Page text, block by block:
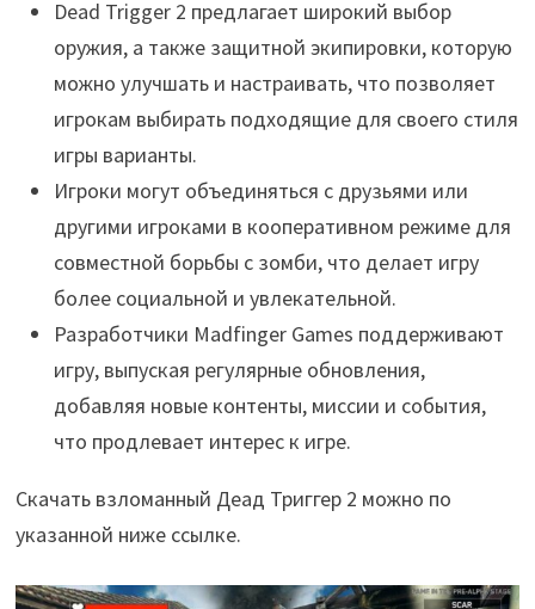
Dead Trigger 2 предлагает широкий выбор
оружия, а также защитной экипировки, которую
можно улучшать и настраивать, что позволяет
игрокам выбирать подходящие для своего стиля
игры варианты.
Игроки могут объединяться с друзьями или
другими игроками в кооперативном режиме для
совместной борьбы с зомби, что делает игру
более социальной и увлекательной.
Разработчики Madfinger Games поддерживают
игру, выпуская регулярные обновления,
добавляя новые контенты, миссии и события,
что продлевает интерес к игре.
Скачать взломанный Деад Триггер 2 можно по
указанной ниже ссылке.